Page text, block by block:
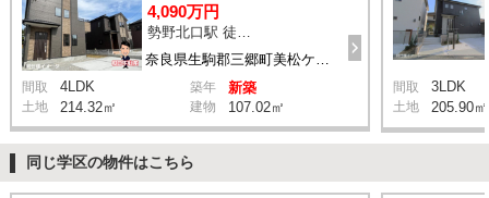
奈良県生駒郡三郷町美松ケ丘西2丁目8-11付近
4,090万円
間取 4LDK 築年 新築
土地 214.32㎡ 建物 107.02㎡
間取 3LDK
土地 205.90㎡
同じ学区の物件はこちら